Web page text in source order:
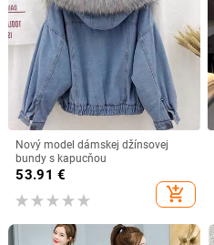
Nový model dámskej džínsovej
bundy s kapucňou
53.91 €
add_shopping_cart